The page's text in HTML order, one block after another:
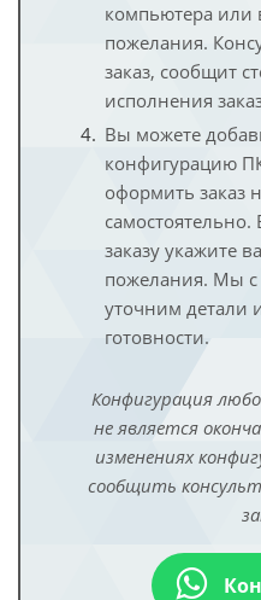
компьютера
пожелания.
заказ, сообщит
исполнения
Вы можете
конфигурацию
оформить заказ
заказу укажите
пожелания. Мы с
уточним детали
готовности.
Конфигурация
не является
изменениях
сообщить